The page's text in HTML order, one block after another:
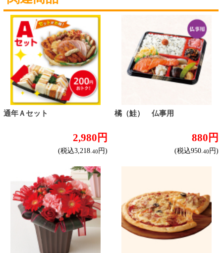
花 仏事用
1,300円
(税込1,404.00 円)
月 仏事用
1,850円
トップページに戻る
お取り寄せワイン
種類で探す
産地で探す
ブドウ品種で探す
ハイクラスワイン